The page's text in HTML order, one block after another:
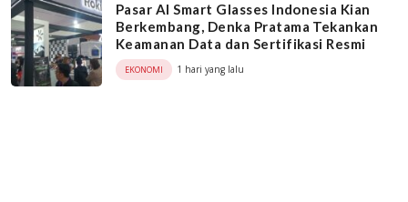
Pasar AI Smart Glasses Indonesia Kian
Berkembang, Denka Pratama Tekankan
Keamanan Data dan Sertifikasi Resmi
EKONOMI 1 hari yang lalu